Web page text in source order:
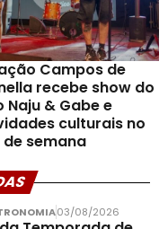
Campos de
recebe show do
Naju & Gabe e
culturais no
semana
03/08/2026